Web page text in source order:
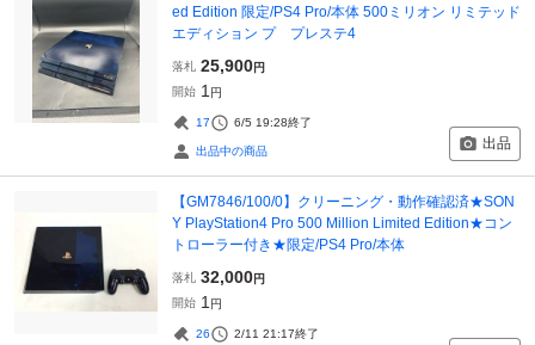
ed Edition 限定/PS4 Pro/本体 500ミリオン リミテッド
エディション プ プレステ4
落札 25,900円
開始 1 円
17 6/5 19:28終了
出品中の商品 出品
【GM7846/100/0】クリーニング・動作確認済★SON
Y PlayStation4 Pro 500 Million Limited Edition★コン
トローラー付き★限定/PS4 Pro/本体
落札 32,000円
開始 1 円
26 2/11 21:17終了